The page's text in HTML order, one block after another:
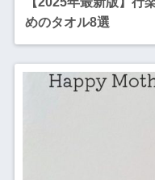
めのタオル8選